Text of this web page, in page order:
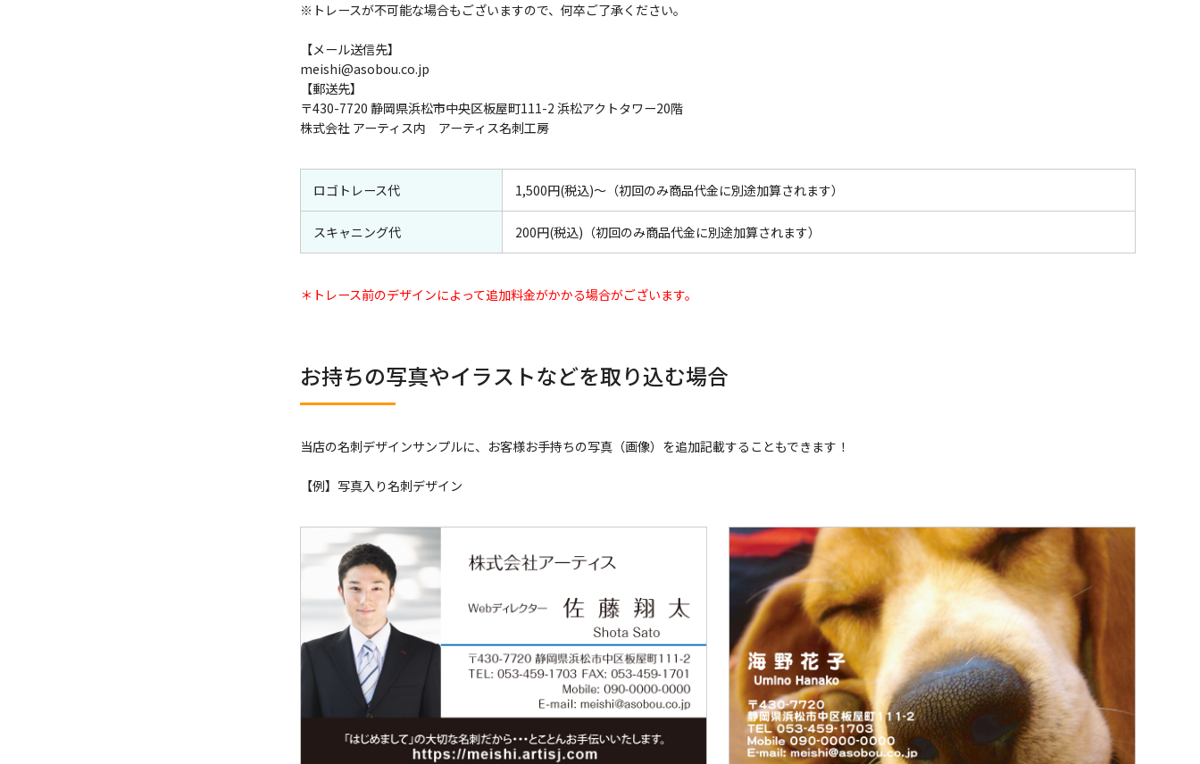
※トレースが不可能な場合もございますので、何卒ご了承ください。
【メール送信先】
meishi@asobou.co.jp
【郵送先】
〒430-7720 静岡県浜松市中央区板屋町111-2 浜松アクトタワー20階
株式会社 アーティス内 アーティス名刺工房
ロゴトレース代 1,500円(税込)～（初回のみ商品代金に別途加算されます）
スキャニング代 200円(税込)（初回のみ商品代金に別途加算されます）
＊トレース前のデザインによって追加料金がかかる場合がございます。
お持ちの写真やイラストなどを取り込む場合
当店の名刺デザインサンプルに、お客様お手持ちの写真（画像）を追加記載することもできます！
【例】 写真入り名刺デザイン